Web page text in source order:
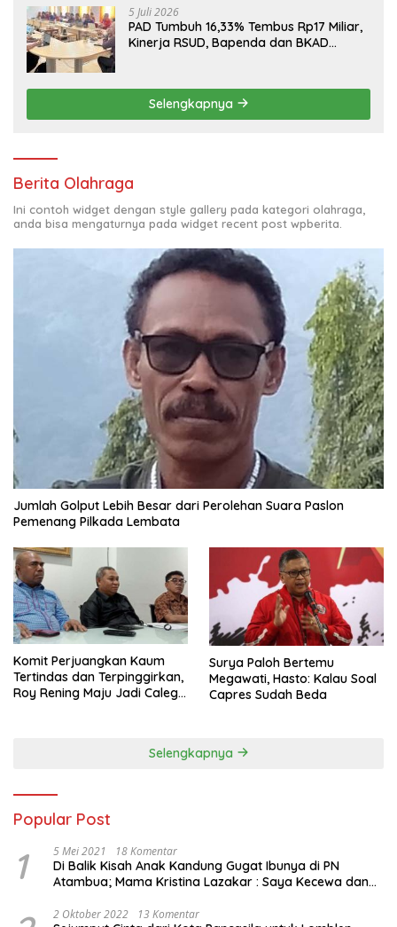
5 Juli 2026
PAD Tumbuh 16,33% Tembus Rp17 Miliar,
Kinerja RSUD, Bapenda dan BKAD
Selengkapnya
Berita Olahraga
Ini contoh widget dengan style gallery pada kategori olahraga,
anda bisa mengaturnya pada widget recent post wpberita.
Jumlah Golput Lebih Besar dari Perolehan Suara Paslon
Pemenang Pilkada Lembata
Komit Perjuangkan Kaum
Tertindas dan Terpinggirkan,
Roy Rening Maju Jadi Caleg
Surya Paloh Bertemu
Megawati, Hasto: Kalau Soal
Capres Sudah Beda
Selengkapnya
Popular Post
1 5 Mei 2021 18 Komentar
Di Balik Kisah Anak Kandung Gugat Ibunya di PN
Atambua; Mama Kristina Lazakar : Saya Kecewa dan
2 Oktober 2022 13 Komentar